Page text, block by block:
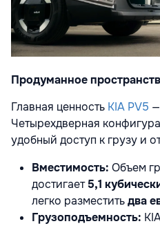
Продуманное
Главная ценность KIA PV5
Четырехдверная
удобный доступ к грузу и
Вместимость: Объем
достигает5,1
легко разместитьдва
Грузоподъемность: